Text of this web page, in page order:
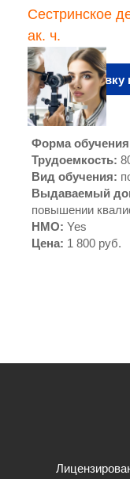
Сестринское
ак. ч.
Подать
Форма обучения
Трудоемкость:
Вид обучения:
Выдаваемый
повышении
НМО: Yes
Цена: 1 800 руб.